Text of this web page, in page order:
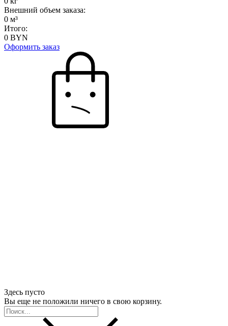
Внешний объем заказа:
0 м³
Итого:
0 BYN
Оформить заказ
Здесь пусто
Вы еще не положили ничего в свою корзину.